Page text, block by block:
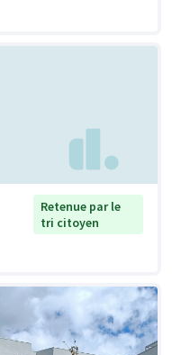
Retenue par le
tri citoyen